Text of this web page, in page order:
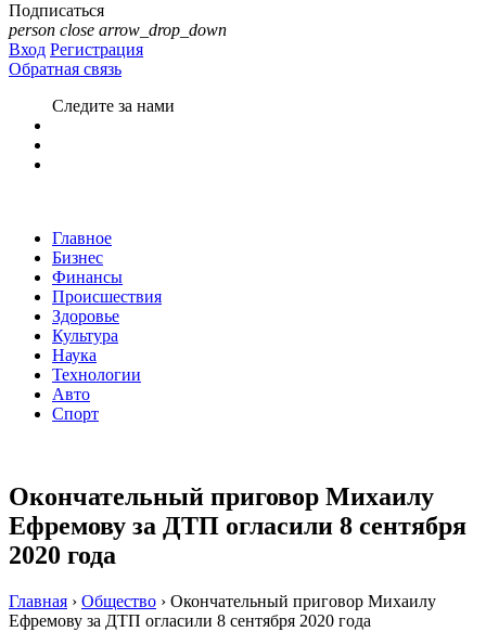
Подписаться
person close arrow_drop_down
Вход Регистрация
Обратная связь
Следите за нами
Главное
Бизнес
Финансы
Происшествия
Здоровье
Культура
Наука
Технологии
Авто
Спорт
Окончательный приговор Михаилу
Ефремову за ДТП огласили 8 сентября
2020 года
Главная › Общество › Окончательный приговор Михаилу
Ефремову за ДТП огласили 8 сентября 2020 года